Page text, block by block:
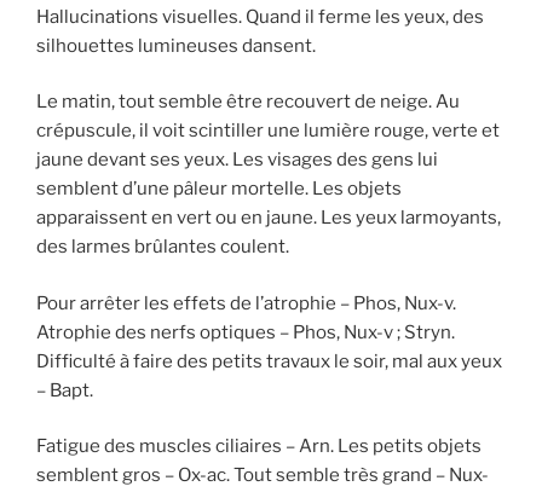
Hallucinations visuelles. Quand il ferme les yeux, des
silhouettes lumineuses dansent.
Le matin, tout semble être recouvert de neige. Au
crépuscule, il voit scintiller une lumière rouge, verte et
jaune devant ses yeux. Les visages des gens lui
semblent d’une pâleur mortelle. Les objets
apparaissent en vert ou en jaune. Les yeux larmoyants,
des larmes brûlantes coulent.
Pour arrêter les effets de l’atrophie – Phos, Nux-v.
Atrophie des nerfs optiques – Phos, Nux-v ; Stryn.
Difficulté à faire des petits travaux le soir, mal aux yeux
– Bapt.
Fatigue des muscles ciliaires – Arn. Les petits objets
semblent gros – Ox-ac. Tout semble très grand – Nux-